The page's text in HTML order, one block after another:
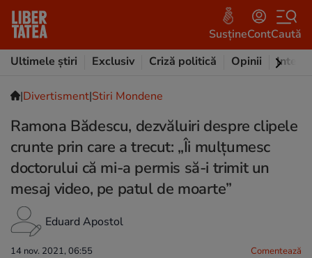
SusțineContCaută
Ultimele știri
Exclusiv Criză politică Opinii
|Divertisment|Stiri Mondene
Ramona Bădescu, dezvăluiri despre clipele
crunte prin care a trecut: „Îi mulțumesc
doctorului că mi-a permis să-i trimit un
mesaj video, pe patul de moarte”
Eduard Apostol
14 nov. 2021, 06:55 Comentează